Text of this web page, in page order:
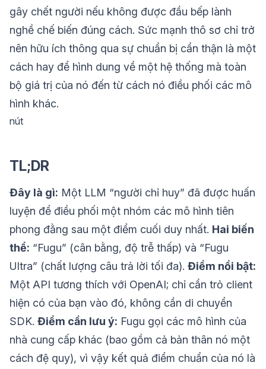
gây chết người nếu không được đầu bếp lành
nghề chế biến đúng cách. Sức mạnh thô sơ chỉ trở
nên hữu ích thông qua sự chuẩn bị cẩn thận là một
cách hay để hình dung về một hệ thống mà toàn
bộ giá trị của nó đến từ cách nó điều phối các mô
hình khác.
nút
TL;DR
Đây là gì: Một LLM “người chỉ huy” đã được huấn
luyện để điều phối một nhóm các mô hình tiên
phong đằng sau một điểm cuối duy nhất. Hai biến
thể: “Fugu” (cân bằng, độ trễ thấp) và “Fugu
Ultra” (chất lượng câu trả lời tối đa). Điểm nổi bật:
Một API tương thích với OpenAI; chỉ cần trỏ client
hiện có của bạn vào đó, không cần di chuyển
SDK. Điểm cần lưu ý: Fugu gọi các mô hình của
nhà cung cấp khác (bao gồm cả bản thân nó một
cách đệ quy), vì vậy kết quả điểm chuẩn của nó là